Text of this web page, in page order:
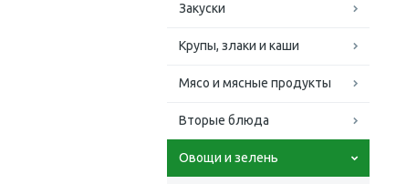
Закуски
Крупы, злаки и каши
Мясо и мясные продукты
Вторые блюда
Овощи и зелень